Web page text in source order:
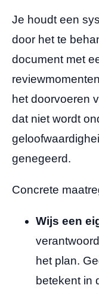
Je houdt een
door het te
document met
het doorvoeren
dat niet wordt
genegeerd.
Concrete
Wijs een
het plan.
betekent in